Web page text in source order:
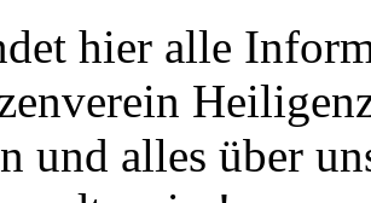
hier alle
und alles über